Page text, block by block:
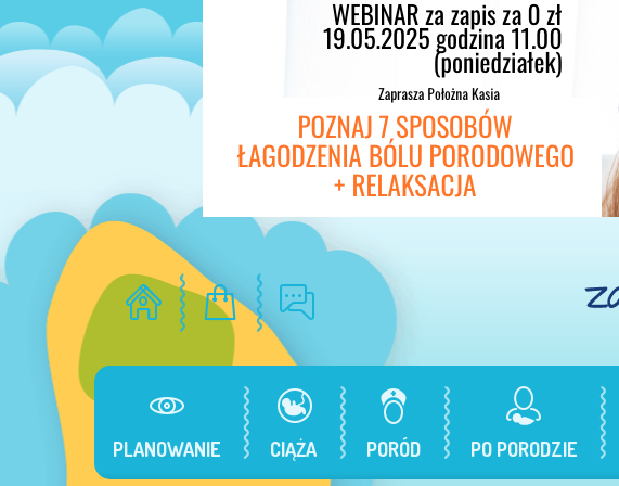
PLANOWANIE CIĄŻA PORÓD PO PORODZIE